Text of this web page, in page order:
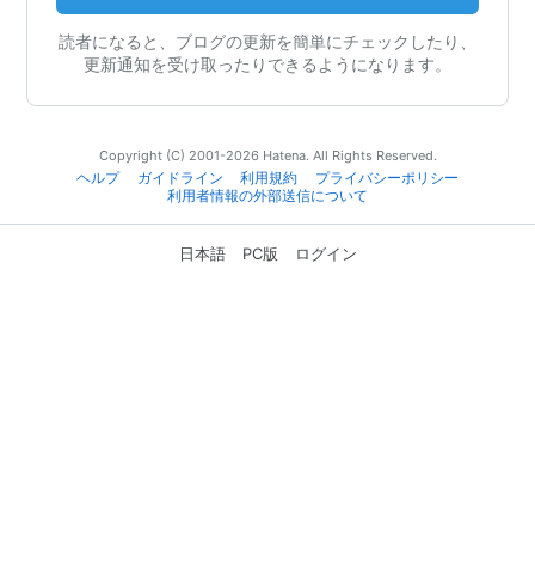
読者になると、ブログの更新を簡単にチェックしたり、
更新通知を受け取ったりできるようになります。
Copyright (C) 2001-2026 Hatena. All Rights Reserved.
ヘルプ
ガイドライン 利用規約
プライバシーポリシー
利用者情報の外部送信について
日本語 PC版 ログイン